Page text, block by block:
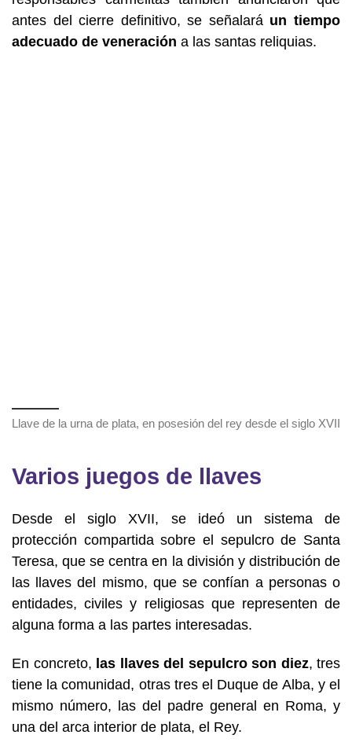
antes del cierre definitivo, se señalará un tiempo
adecuado de veneración a las santas reliquias.
Llave de la urna de plata, en posesión del rey desde el siglo XVII
Varios juegos de llaves
Desde el siglo XVII, se ideó un sistema de
protección compartida sobre el sepulcro de Santa
Teresa, que se centra en la división y distribución de
las llaves del mismo, que se confían a personas o
entidades, civiles y religiosas que representen de
alguna forma a las partes interesadas.
En concreto, las llaves del sepulcro son diez, tres
tiene la comunidad, otras tres el Duque de Alba, y el
mismo número, las del padre general en Roma, y
una del arca interior de plata, el Rey.